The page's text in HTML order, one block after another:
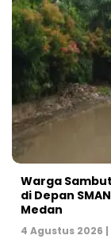
Warga
di Depan
Medan
4 Agustus 2026 |